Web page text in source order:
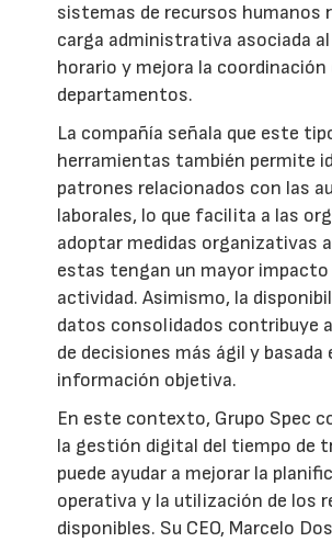
sistemas de recursos humanos
carga administrativa asociada
horario y mejora la
departamentos.
La compañía señala que este
herramientas también permite
patrones relacionados con las
laborales, lo que facilita a las
adoptar medidas organizativas
estas tengan un mayor impacto
actividad. Asimismo, la
datos consolidados contribuye
de decisiones más ágil y basada
información objetiva.
En este contexto, Grupo Spec
la gestión digital del tiempo de
puede ayudar a mejorar la
operativa y la utilización de los
disponibles. Su CEO, Marcelo